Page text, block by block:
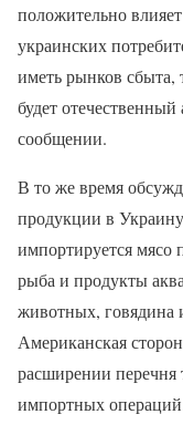
положительно
украинских
иметь рынков
будет
сообщении.
В то же время
продукции в
импортируется
рыба и продукты
животных, говядина
Американская
расширении перечня
импортных